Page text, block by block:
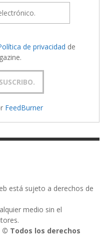
de privacidad de
FeedBurner
está sujeto a derechos de
medio sin el
Todos los derechos